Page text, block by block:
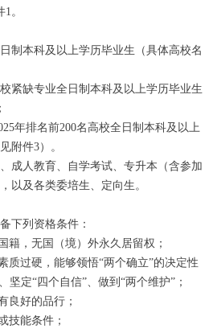
。
本科及以上学历毕业生（具体高校名
缺专业全日制本科及以上学历毕业生
年排名前200名高校全日制本科及以上
附件3）。
人教育、自学考试、专升本（含参加
以及各类委培生、定向生。
列资格条件：
，无国（境）外永久居留权；
过硬，能够领悟“两个确立”的决定性
坚定“四个自信”、做到“两个维护”；
好的品行；
能条件；